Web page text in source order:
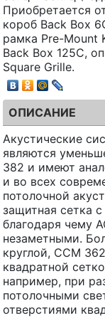
Приобретается
короб Back Box
рамка Pre-Mount
Back Box 125C,
Square Grille.
ОПИСАНИЕ
Акустические
являются
382 и имеют
и во всех
потолочной
защитная сетка
благодаря чему
незаметными.
круглой, CCM
квадратной
например, при
потолочными
отверстиями